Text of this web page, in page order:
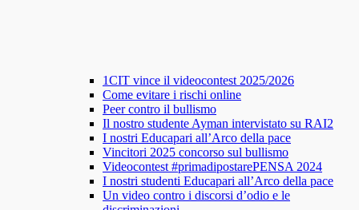
1CIT vince il videocontest 2025/2026
Come evitare i rischi online
Peer contro il bullismo
Il nostro studente Ayman intervistato su RAI2
I nostri Educapari all’Arco della pace
Vincitori 2025 concorso sul bullismo
Videocontest #primadipostarePENSA 2024
I nostri studenti Educapari all’Arco della pace
Un video contro i discorsi d’odio e le